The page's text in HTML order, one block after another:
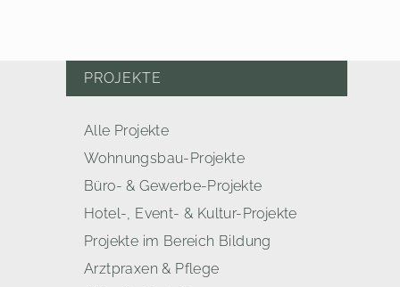
PROJEKTE
Alle Projekte
Wohnungsbau-Projekte
Büro- & Gewerbe-Projekte
Hotel-, Event- & Kultur-Projekte
Projekte im Bereich Bildung
Arztpraxen & Pflege